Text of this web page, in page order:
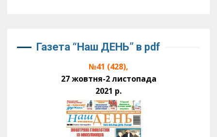
Газета “Наш ДЕНЬ” в pdf
№41 (428),
27 жовтня-2 листопада
2021 р.